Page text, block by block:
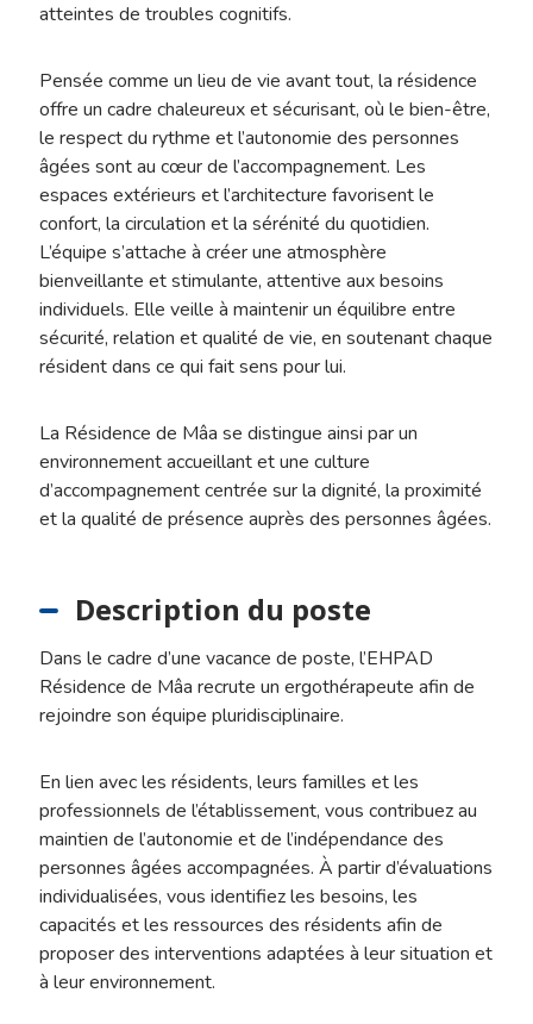
atteintes de troubles cognitifs.
Pensée comme un lieu de vie avant tout, la résidence
offre un cadre chaleureux et sécurisant, où le bien-être,
le respect du rythme et l’autonomie des personnes
âgées sont au cœur de l’accompagnement. Les
espaces extérieurs et l’architecture favorisent le
confort, la circulation et la sérénité du quotidien.
L’équipe s’attache à créer une atmosphère
bienveillante et stimulante, attentive aux besoins
individuels. Elle veille à maintenir un équilibre entre
sécurité, relation et qualité de vie, en soutenant chaque
résident dans ce qui fait sens pour lui.
La Résidence de Mâa se distingue ainsi par un
environnement accueillant et une culture
d’accompagnement centrée sur la dignité, la proximité
et la qualité de présence auprès des personnes âgées.
Description du poste
Dans le cadre d’une vacance de poste, l’EHPAD
Résidence de Mâa recrute un ergothérapeute afin de
rejoindre son équipe pluridisciplinaire.
En lien avec les résidents, leurs familles et les
professionnels de l’établissement, vous contribuez au
maintien de l’autonomie et de l’indépendance des
personnes âgées accompagnées. À partir d’évaluations
individualisées, vous identifiez les besoins, les
capacités et les ressources des résidents afin de
proposer des interventions adaptées à leur situation et
à leur environnement.